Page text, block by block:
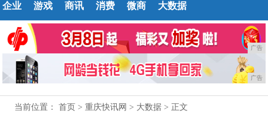
企业 游戏 商讯 消费 微商 大数据
广告
广告
当前位置：首页 >重庆快讯网 > 大数据 > 正文